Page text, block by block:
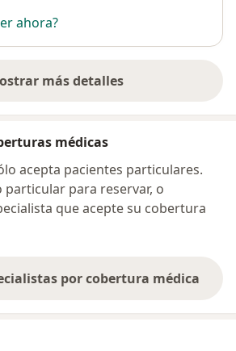
ahora?
más detalles
sobre la dirección
médicas
acepta pacientes particulares.
particular para reservar, o
que acepte su cobertura
por cobertura médica